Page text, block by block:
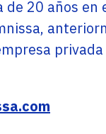
20 años en